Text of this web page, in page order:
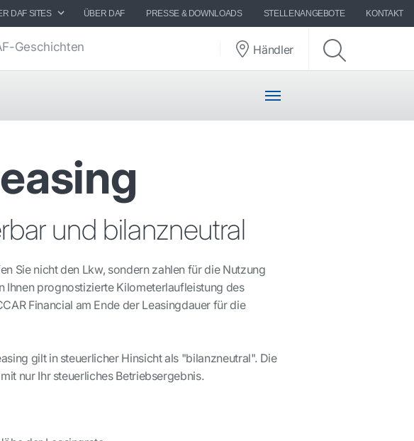
DAF SITES ÜBER DAF PRESSE & DOWNLOADS STELLENANGEBOTE KONTAKT
Geschichten Händler
und bilanzneutral
Sie nicht den Lkw, sondern zahlen für die Nutzung
Ihnen prognostizierte Kilometerlaufleistung des
Financial am Ende der Leasingdauer für die
gilt in steuerlicher Hinsicht als "bilanzneutral". Die
nur Ihr steuerliches Betriebsergebnis.